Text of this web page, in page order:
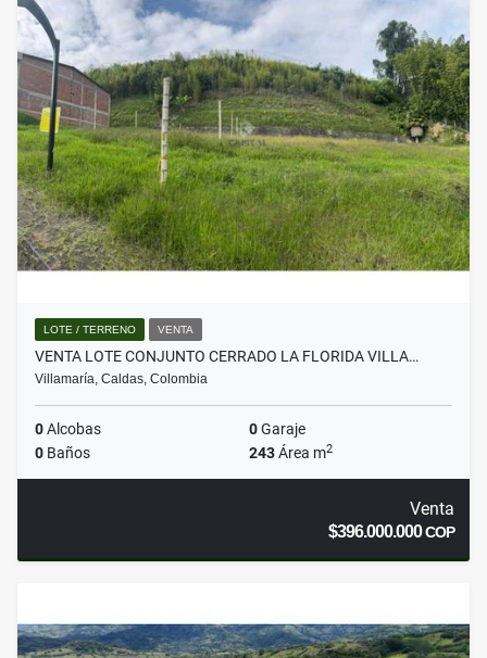
LOTE / TERRENO VENTA
VENTA LOTE CONJUNTO CERRADO LA FLORIDA VILLA…
Villamaría, Caldas, Colombia
0Alcobas 0Garaje
0 Baños 243Área m2
Venta
$396.000.000COP